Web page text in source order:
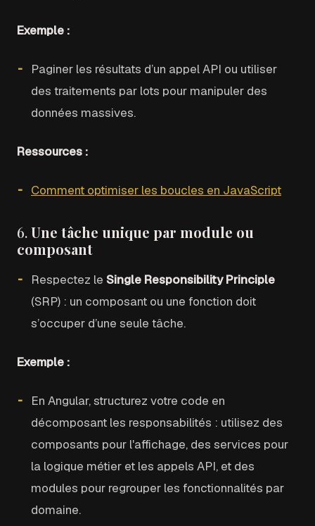
Exemple :
Paginer les résultats d’un appel API ou utiliser
des traitements par lots pour manipuler des
données massives.
Ressources :
Comment optimiser les boucles en JavaScript
6.Une tâche unique par module ou
composant
Respectez le Single Responsibility Principle
(SRP) : un composant ou une fonction doit
s’occuper d’une seule tâche.
Exemple :
En Angular, structurez votre code en
décomposant les responsabilités : utilisez des
composants pour l'affichage, des services pour
la logique métier et les appels API, et des
modules pour regrouper les fonctionnalités par
domaine.